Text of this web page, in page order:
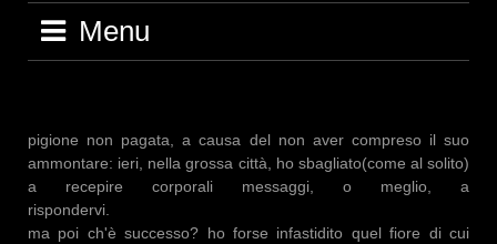
Menu
pigione non pagata, a causa del non aver compreso il suo
ammontare: ieri, nella grossa città, ho sbagliato(come al solito)
a recepire corporali messaggi, o meglio, a
ma poi ch'è successo? ho forse infastidito quel fiore di cui